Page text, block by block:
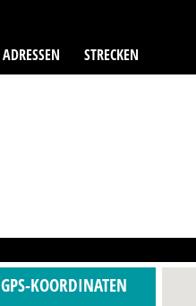
ADRESSEN STRECKEN
GPS-KOORDINATEN